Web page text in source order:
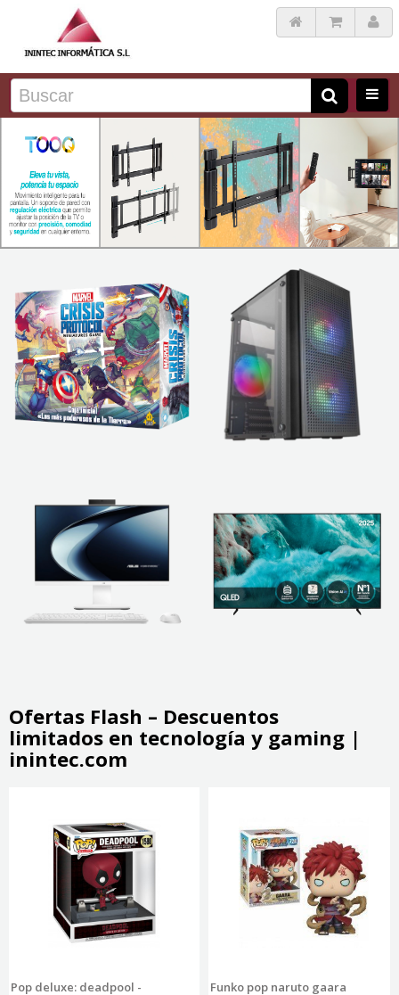
Ofertas Flash – Descuentos
limitados en tecnología y gaming |
inintec.com
Pop deluxe: deadpool -
Funko pop naruto gaara